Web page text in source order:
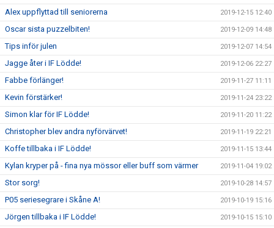
Alex uppflyttad till seniorerna 2019-12-15 12:40
Oscar sista puzzelbiten! 2019-12-09 14:48
Tips inför julen 2019-12-07 14:54
Jagge åter i IF Lödde! 2019-12-06 22:27
Fabbe förlänger! 2019-11-27 11:11
Kevin förstärker! 2019-11-24 23:22
Simon klar för IF Lödde! 2019-11-20 11:22
Christopher blev andra nyförvärvet! 2019-11-19 22:21
Koffe tillbaka i IF Lödde! 2019-11-15 13:44
Kylan kryper på - fina nya mössor eller buff som värmer 2019-11-04 19:02
Stor sorg! 2019-10-28 14:57
P05 seriesegrare i Skåne A! 2019-10-19 15:16
Jörgen tillbaka i IF Lödde! 2019-10-15 15:10